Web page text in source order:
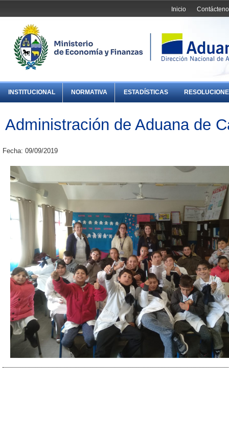
Inicio
INSTITUCIONAL NORMATIVA ESTADÍSTICAS
Administración de Aduana de
Fecha: 09/09/2019